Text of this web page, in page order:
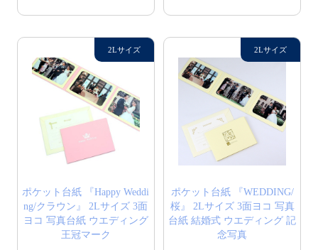
ポケット台紙 『Happy Weddi
ng/クラウン』 2Lサイズ 3面
ヨコ 写真台紙 ウエディング
王冠マーク
ポケット台紙 『WEDDING/
桜』 2Lサイズ 3面ヨコ 写真
台紙 結婚式 ウエディング 記
念写真